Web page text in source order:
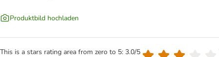
Produktbild hochladen
This is a stars rating area from zero to 5: 3.0/5